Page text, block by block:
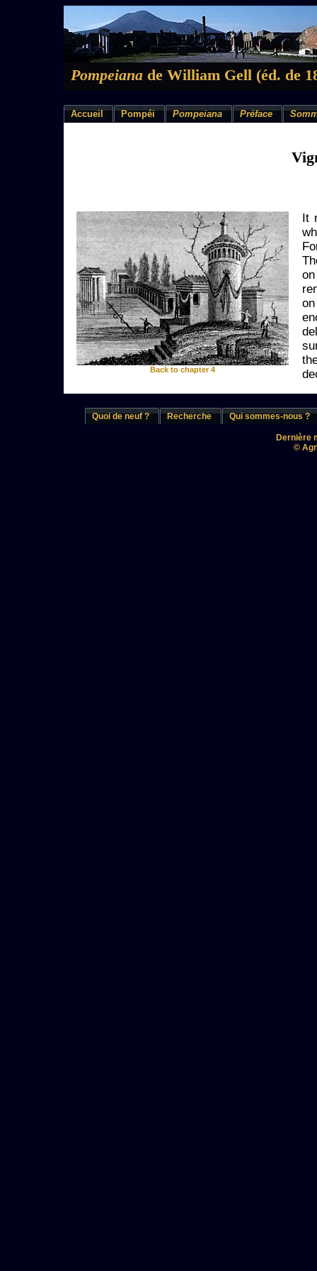
Pompeiana de William Gell (éd. de
Accueil Pompéi Pompeiana Préface
Back to chapter 4
It
Quoi de neuf ? Recherche Qui sommes-nous ?
Dernière
©